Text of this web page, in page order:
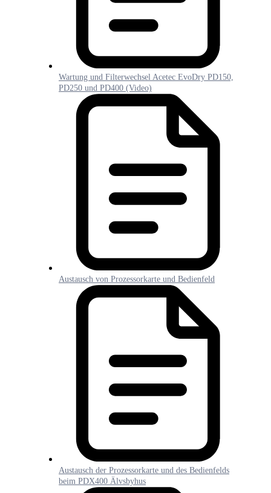
Wartung und Filterwechsel Acetec EvoDry PD150,
PD250 und PD400 (Video)
Austausch von Prozessorkarte und Bedienfeld
Austausch der Prozessorkarte und des Bedienfelds
beim PDX400 Älvsbyhus